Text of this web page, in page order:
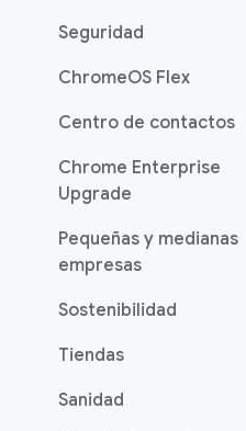
Seguridad
ChromeOS Flex
Centro de contactos
Chrome Enterprise
Upgrade
Pequeñas y medianas
empresas
Sostenibilidad
Tiendas
Sanidad